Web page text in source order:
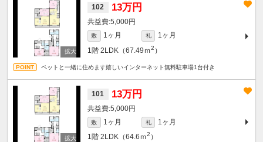
102 13万円
5,000円
敷 1ヶ月 礼
1ヶ月
1階 2LDK（67.49ｍ2 ）
ペットと一緒に住めます嬉しいインターネット無料駐車場1台付き
101 13万円
5,000円
敷 1ヶ月 礼
1ヶ月
1階 2LDK（64.6ｍ2 ）